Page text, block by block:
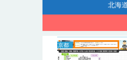
北海
大阪府